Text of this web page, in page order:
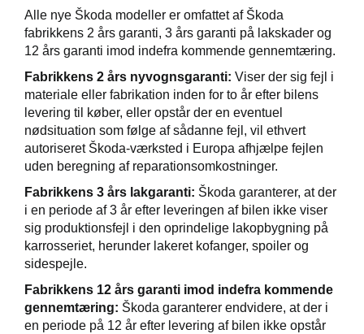
Alle nye Škoda modeller er omfattet af Škoda
fabrikkens 2 års garanti, 3 års garanti på lakskader og
12 års garanti imod indefra kommende gennemtæring.
Fabrikkens 2 års nyvognsgaranti: Viser der sig fejl i
materiale eller fabrikation inden for to år efter bilens
levering til køber, eller opstår der en eventuel
nødsituation som følge af sådanne fejl, vil ethvert
autoriseret Škoda-værksted i Europa afhjælpe fejlen
uden beregning af reparationsomkostninger.
Fabrikkens 3 års lakgaranti: Škoda garanterer, at der
i en periode af 3 år efter leveringen af bilen ikke viser
sig produktionsfejl i den oprindelige lakopbygning på
karrosseriet, herunder lakeret kofanger, spoiler og
sidespejle.
Fabrikkens 12 års garanti imod indefra kommende
gennemtæring: Škoda garanterer endvidere, at der i
en periode på 12 år efter levering af bilen ikke opstår